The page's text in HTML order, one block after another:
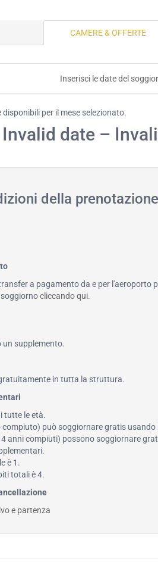
CAMERE & OFFERTE
Inserisci le date del
per il mese selezionato.
date –
della
a pagamento da e per l'aeroporto
cliccando qui.
un supplemento.
in tutta la struttura.
tutte le età.
può soggiornare gratis usando
anni compiuti) possono soggiornare
è 1.
totali è 4.
e partenza